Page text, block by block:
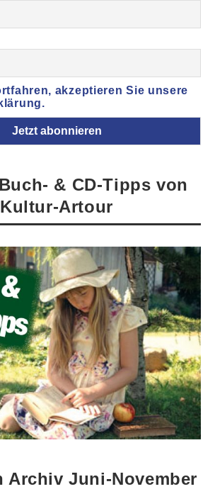
akzeptieren Sie unsere
& CD-Tipps von
Kultur-Artour
Archiv Juni-November